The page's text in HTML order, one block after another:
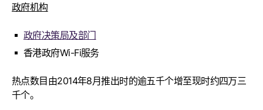
政府机构
政府决策局及部门
香港政府Wi-Fi服务
热点数目由2014年8月推出时的逾五千个增至现时约四万三
千个。